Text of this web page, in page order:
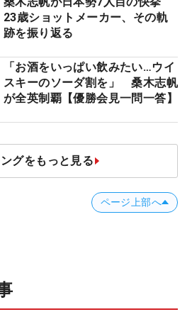
23歳ショットメーカー、その軌
跡を振り返る
「お酒をいっぱい飲みたい…ウイ
スキーのソーダ割を」 桑木志帆
が全英制覇【優勝会見一問一答】
グをもっと見る
ページ上部へ